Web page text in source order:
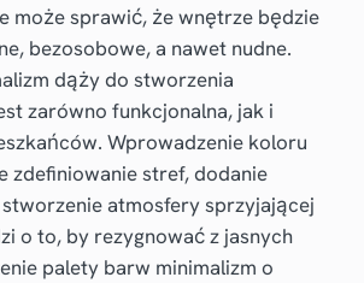
może sprawić, że wnętrze będzie
bezosobowe, a nawet nudne.
dąży do stworzenia
zarówno funkcjonalna, jak i
Wprowadzenie koloru
zdefiniowanie stref, dodanie
atmosfery sprzyjającej
o to, by rezygnować z jasnych
palety barw minimalizm o